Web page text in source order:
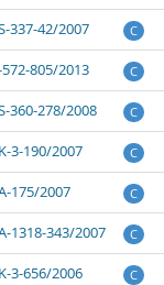
337-42/2007 C
805/2013 C
360-278/2008 C
3-190/2007 C
175/2007 C
1318-343/2007 C
3-656/2006 C